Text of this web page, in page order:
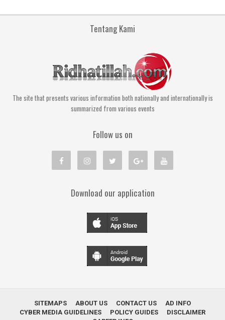
Tentang Kami
The site that presents various information both nationally and internationally is
summarized from various events
Follow us on
Download our application
SITEMAPS ABOUT US CONTACT US
AD INFO
CYBER MEDIA GUIDELINES
POLICY GUIDES
DISCLAIMER